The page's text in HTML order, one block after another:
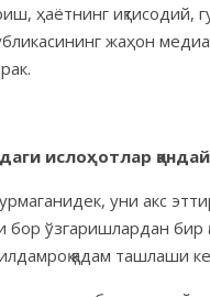
ҳаётнинг иқтисодий,
жаҳон
ислоҳотлар
уни акс
бор ўзгаришлардан бир
қадам ташлаши